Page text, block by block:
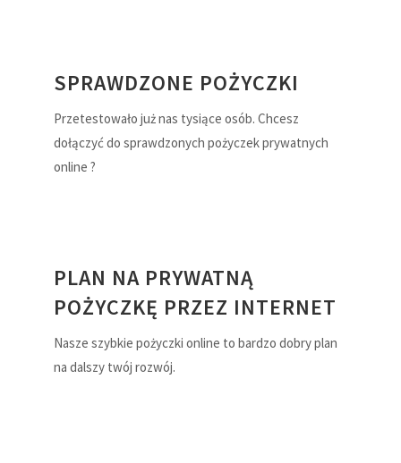
SPRAWDZONE POŻYCZKI
Przetestowało już nas tysiące osób. Chcesz
dołączyć do sprawdzonych pożyczek prywatnych
online ?
PLAN NA PRYWATNĄ
POŻYCZKĘ PRZEZ INTERNET
Nasze szybkie pożyczki online to bardzo dobry plan
na dalszy twój rozwój.